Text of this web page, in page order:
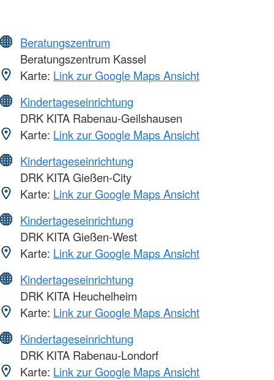
Beratungszentrum
Beratungszentrum Kassel
Karte: Link zur Google Maps Ansicht
Kindertageseinrichtung
DRK KITA Rabenau-Geilshausen
Karte: Link zur Google Maps Ansicht
Kindertageseinrichtung
DRK KITA Gießen-City
Karte: Link zur Google Maps Ansicht
Kindertageseinrichtung
DRK KITA Gießen-West
Karte: Link zur Google Maps Ansicht
Kindertageseinrichtung
DRK KITA Heuchelheim
Karte: Link zur Google Maps Ansicht
Kindertageseinrichtung
DRK KITA Rabenau-Londorf
Karte: Link zur Google Maps Ansicht